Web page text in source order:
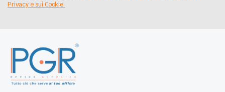
Privacy e sui Cookie.